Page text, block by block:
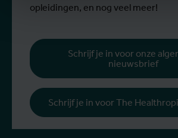
opleidingen, en nog veel meer!
Schrijf je in voor onze
nieuwsbrief
Schrijf je in voor The